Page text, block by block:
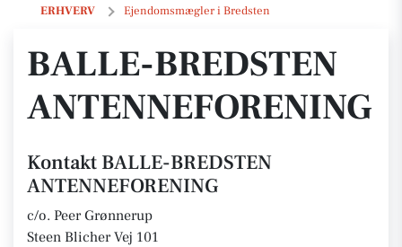
ERHVERV Ejendomsmægler i Bredsten
BALLE-BREDSTEN ANTENNEFORENING
BALLE-BREDSTEN
ANTENNEFORENING
Kontakt BALLE-BREDSTEN
ANTENNEFORENING
c/o. Peer Grønnerup
Steen Blicher Vej 101